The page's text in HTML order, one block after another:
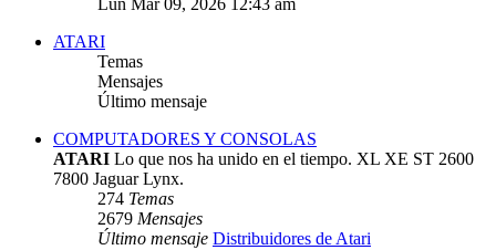
Lun Mar 09, 2026 12:43 am
ATARI
Temas
Mensajes
Último mensaje
COMPUTADORES Y CONSOLAS
ATARI Lo que nos ha unido en el tiempo. XL XE ST 2600
7800 Jaguar Lynx.
274 Temas
2679 Mensajes
Último mensaje Distribuidores de Atari